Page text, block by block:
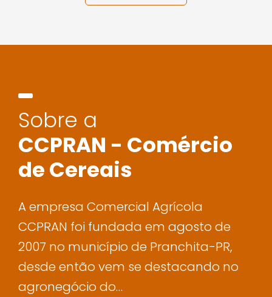
Sobre a
CCPRAN - Comércio
de Cereais
A empresa Comercial Agrícola
CCPRAN foi fundada em agosto de
2007 no município de Pranchita-PR,
desde então vem se destacando no
agronegócio do…